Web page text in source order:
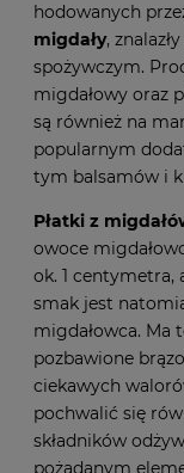
hodowanych
migdały,
spożywczym.
migdałowy oraz
są również na
popularnym
tym balsamów i
Płatki z
owoce
ok. 1 centymetra,
smak jest
migdałowca. Ma
pozbawione
ciekawych
pochwalić się
składników
pożądanym